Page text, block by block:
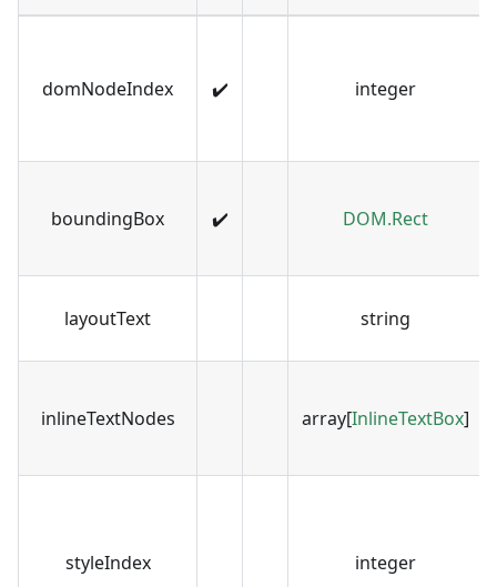
domNodeIndex ✔️ integer
boundingBox ✔️ DOM.Rect
layoutText string
inlineTextNodes array[InlineTextBox]
styleIndex integer